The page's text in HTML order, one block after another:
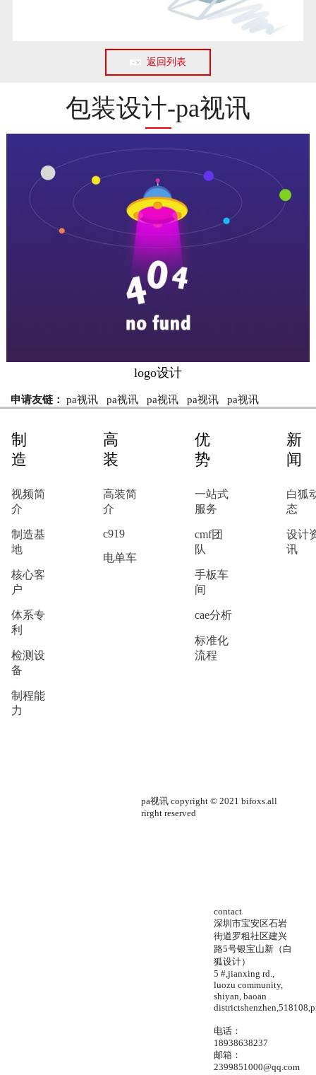
返回列表
包装设计-pa视讯
logo设计
申请友链： pa视讯 pa视讯 pa视讯 pa视讯 pa视讯
制
造
视频简
介
制造基
地
核心客
户
体系专
利
检测设
备
制程能
力
高
装
高装简
介
c919
电单车
优
势
一站式
服务
cmf团
队
手板车
间
cae分析
标准化
流程
新
闻
白狐
态
设计
讯
pa视讯 copyright © 2021 bifoxs.all
rirght reserved
contact
深圳市宝安区石岩
街道罗租社区建兴
路5号银宝山新（白
狐设计）
5 #,jianxing rd.,
luozu community,
shiyan, baoan
电话：
18938638237
邮箱：
2399851000@qq.com